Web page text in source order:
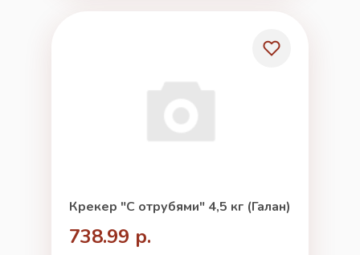
Крекер "С отрубями" 4,5 кг (Галан)
738.99 р.